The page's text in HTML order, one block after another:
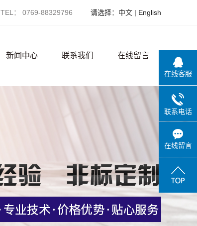
请选择： 中文 | English
TEL： 0769-88329796
新闻中心 联系我们 在线留言
在线客服
联系电话
在线留言